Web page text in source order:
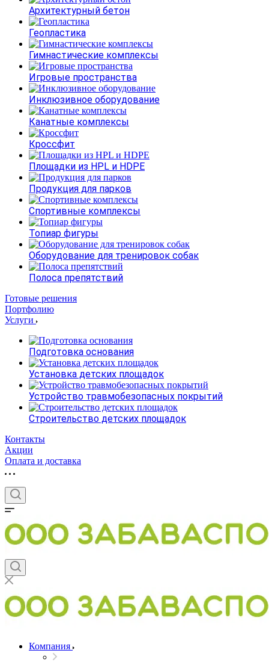
Архитектурный бетон
Геопластика
Гимнастические комплексы
Игровые пространства
Инклюзивное оборудование
Канатные комплексы
Кроссфит
Площадки из HPL и HDPE
Продукция для парков
Спортивные комплексы
Топиар фигуры
Оборудование для тренировок собак
Полоса препятствий
Готовые решения
Портфолию
Услуги
Подготовка основания
Установка детских площадок
Устройство травмобезопасных покрытий
Строительство детских площадок
Контакты
Акции
Оплата и доставка
Компания